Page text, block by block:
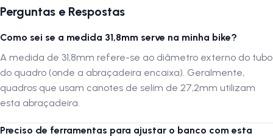
Marca:Absolute
Diâmetro Interno:31,8mm
Peso:
Preto Anodizado
Perguntas e Respostas
Como sei se a medida 31,8mm serve na minha bike?
A medida de 31,8mm refere-se ao diâmetro externo do tubo
do quadro (onde a abraçadeira encaixa). Geralmente,
quadros que usam canotes de selim de 27,2mm utilizam
esta abraçadeira.
Preciso de ferramentas para ajustar o banco com esta